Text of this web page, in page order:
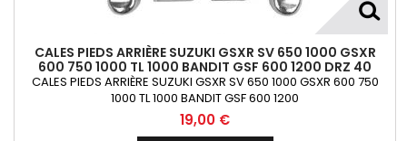
CALES PIEDS ARRIÈRE SUZUKI GSXR SV 650 1000 GSXR
600 750 1000 TL 1000 BANDIT GSF 600 1200 DRZ 40
CALES PIEDS ARRIÈRE SUZUKI GSXR SV 650 1000 GSXR 600 750
1000 TL 1000 BANDIT GSF 600 1200
19,00 €